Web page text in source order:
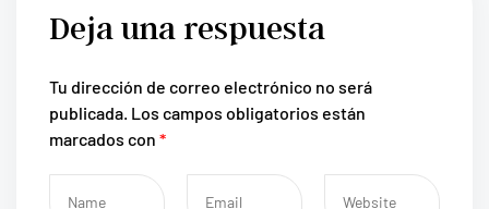
Deja una respuesta
Tu dirección de correo electrónico no será
publicada. Los campos obligatorios están
marcados con *